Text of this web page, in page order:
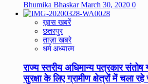
Bhumika BhaskarMarch 30, 2020 0
ख़ास खबरें
छतरपुर
ताज़ा खबरे
धर्म अध्यात्म
राज्य स्तरीय अधिमान्य पत्रकार संतोष
सुरक्षा के लिए ग्रामीण क्षेत्रों में चला